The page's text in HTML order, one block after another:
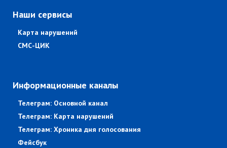
Наши сервисы
Карта нарушений
СМС-ЦИК
Информационные каналы
Телеграм: Основной канал
Телеграм: Карта нарушений
Телеграм: Хроника дня голосования
Фейсбук